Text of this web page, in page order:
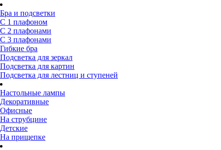
Бра и подсветки
С 1 плафоном
С 2 плафонами
С 3 плафонами
Гибкие бра
Подсветка для зеркал
Подсветка для картин
Подсветка для лестниц и ступеней
Настольные лампы
Декоративные
Офисные
На струбцине
Детские
На прищепке